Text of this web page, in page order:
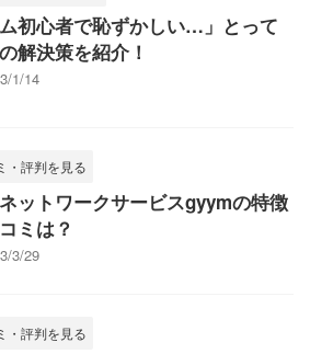
ム初心者で恥ずかしい…」とって
解決策を紹介！
1/14
・評判を見る
ットワークサービスgyymの特徴
ミは？
3/29
・評判を見る